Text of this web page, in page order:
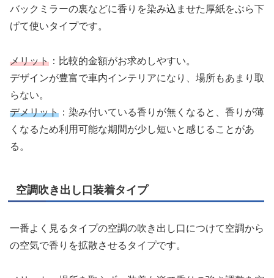
バックミラーの裏などに香りを染み込ませた厚紙をぶら下
げて使いタイプです。
メリット ：比較的金額がお求めしやすい。
デザインが豊富で車内インテリアになり、場所もあまり取
らない。
デメリット ：染み付いている香りが無くなると、香りが薄
くなるため利用可能な期間が少し短いと感じることがあ
る。
空調吹き出し口装着タイプ
一番よく見るタイプの空調の吹き出し口につけて空調から
の空気で香りを拡散させるタイプです。